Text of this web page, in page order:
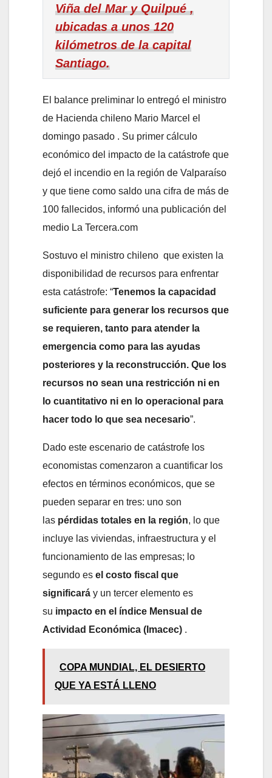
Viña del Mar y Quilpué ,
ubicadas a unos 120
kilómetros de la capital
Santiago.
El balance preliminar lo entregó el ministro
de Hacienda chileno Mario Marcel el
domingo pasado . Su primer cálculo
económico del impacto de la catástrofe que
dejó el incendio en la región de Valparaíso
y que tiene como saldo una cifra de más de
100 fallecidos, informó una publicación del
medio La Tercera.com
Sostuvo el ministro chileno que existen la
disponibilidad de recursos para enfrentar
esta catástrofe: “Tenemos la capacidad
suficiente para generar los recursos que
se requieren, tanto para atender la
emergencia como para las ayudas
posteriores y la reconstrucción. Que los
recursos no sean una restricción ni en
lo cuantitativo ni en lo operacional para
hacer todo lo que sea necesario”.
Dado este escenario de catástrofe los
economistas comenzaron a cuantificar los
efectos en términos económicos, que se
pueden separar en tres: uno son
las pérdidas totales en la región, lo que
incluye las viviendas, infraestructura y el
funcionamiento de las empresas; lo
segundo es el costo fiscal que
significará y un tercer elemento es
su impacto en el índice Mensual de
Actividad Económica (Imacec) .
COPA MUNDIAL, EL DESIERTO
QUE YA ESTÁ LLENO